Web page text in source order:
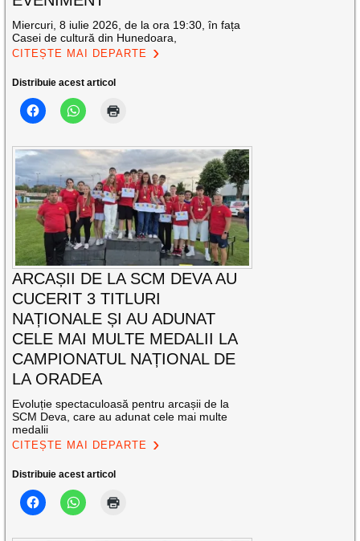
Miercuri, 8 iulie 2026, de la ora 19:30, în fața
Casei de cultură din Hunedoara,
CITEȘTE MAI DEPARTE
Distribuie acest articol
ARCAȘII DE LA SCM DEVA AU
CUCERIT 3 TITLURI
NAȚIONALE ȘI AU ADUNAT
CELE MAI MULTE MEDALII LA
CAMPIONATUL NAȚIONAL DE
LA ORADEA
Evoluție spectaculoasă pentru arcașii de la
SCM Deva, care au adunat cele mai multe
medalii
CITEȘTE MAI DEPARTE
Distribuie acest articol